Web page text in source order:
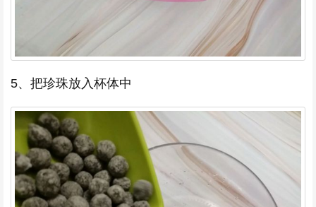
5、把珍珠放入杯体中